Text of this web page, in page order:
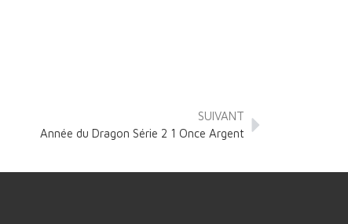
SUIVANT
Année du Dragon Série 2 1 Once Argent